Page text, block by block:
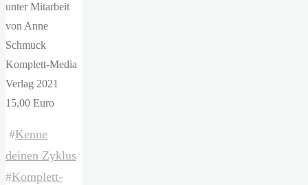
unter Mitarbeit
von Anne
Schmuck
Komplett-Media
Verlag 2021
15,00 Euro
#Kenne
deinen Zyklus
#Komplett-